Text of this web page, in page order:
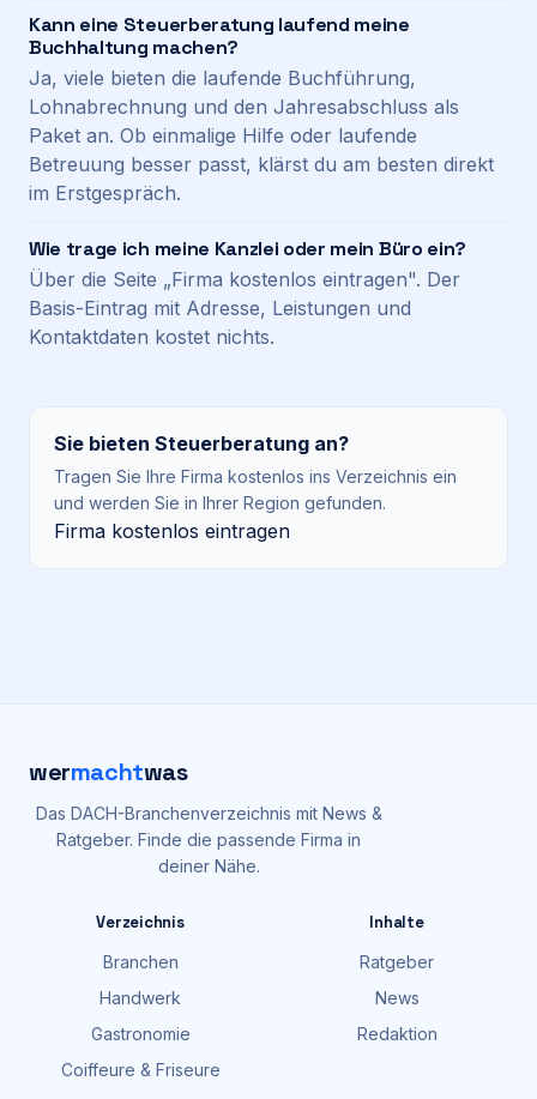
Kann eine Steuerberatung laufend meine
Buchhaltung machen?
Ja, viele bieten die laufende Buchführung,
Lohnabrechnung und den Jahresabschluss als
Paket an. Ob einmalige Hilfe oder laufende
Betreuung besser passt, klärst du am besten direkt
im Erstgespräch.
Wie trage ich meine Kanzlei oder mein Büro ein?
Über die Seite „Firma kostenlos eintragen". Der
Basis-Eintrag mit Adresse, Leistungen und
Kontaktdaten kostet nichts.
Sie bieten Steuerberatung an?
Tragen Sie Ihre Firma kostenlos ins Verzeichnis ein
und werden Sie in Ihrer Region gefunden.
Firma kostenlos eintragen
wermachtwas
Das DACH-Branchenverzeichnis mit News &
Ratgeber. Finde die passende Firma in
deiner Nähe.
Verzeichnis
Branchen
Handwerk
Gastronomie
Coiffeure & Friseure
Inhalte
Ratgeber
News
Redaktion